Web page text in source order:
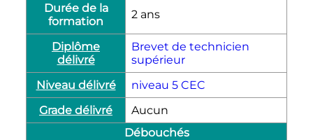
Durée de la
formation
2 ans
Diplôme
délivré
Brevet de technicien
supérieur
Niveau délivré
niveau 5 CEC
Grade délivré
Aucun
Débouchés